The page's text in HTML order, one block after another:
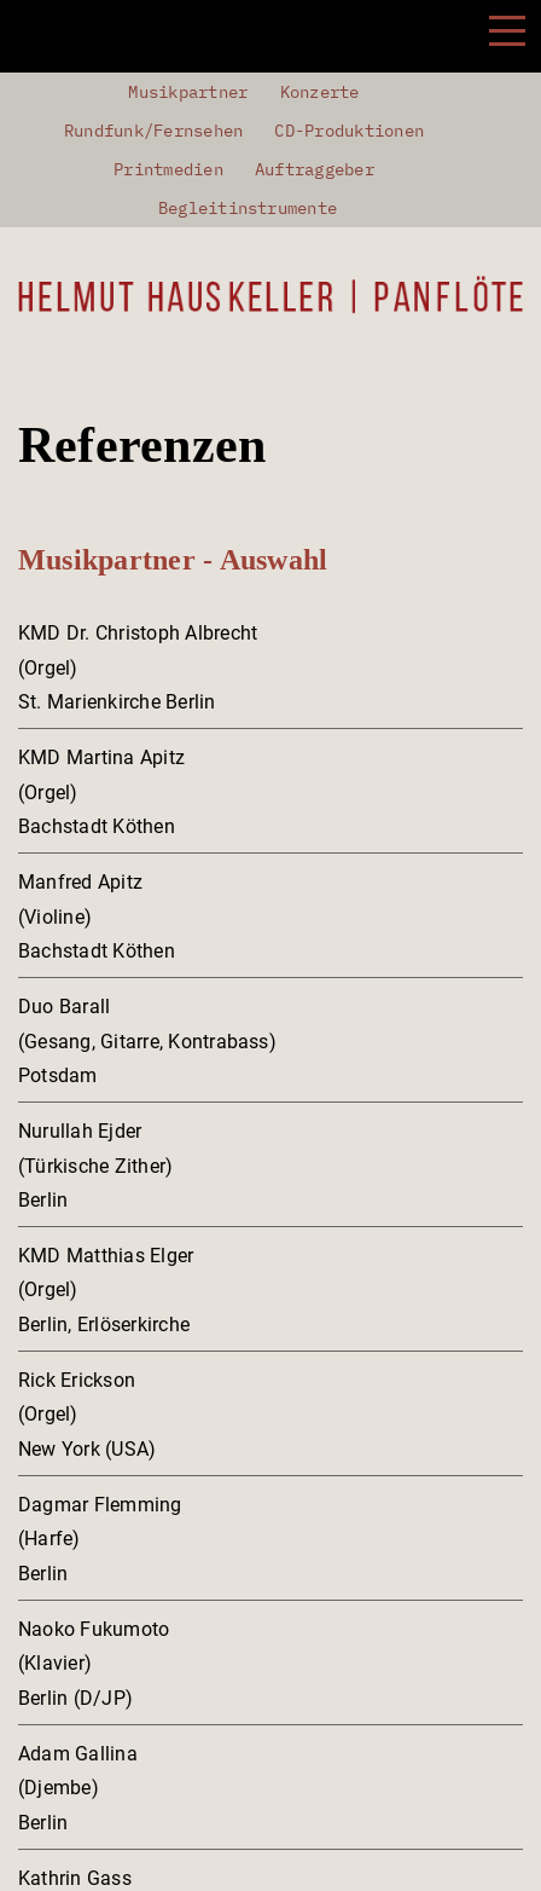
Musikpartner
Konzerte
Rundfunk/Fernsehen
CD-Produktionen
Printmedien
Auftraggeber
Begleitinstrumente
Referenzen
Musikpartner - Auswahl
KMD Dr. Christoph Albrecht
(Orgel)
St. Marienkirche Berlin
KMD Martina Apitz
(Orgel)
Bachstadt Köthen
Manfred Apitz
(Violine)
Bachstadt Köthen
Duo Barall
(Gesang, Gitarre, Kontrabass)
Potsdam
Nurullah Ejder
(Türkische Zither)
Berlin
KMD Matthias Elger
(Orgel)
Berlin, Erlöserkirche
Rick Erickson
(Orgel)
New York (USA)
Dagmar Flemming
(Harfe)
Berlin
Naoko Fukumoto
(Klavier)
Berlin (D/JP)
Adam Gallina
(Djembe)
Berlin
Kathrin Gass